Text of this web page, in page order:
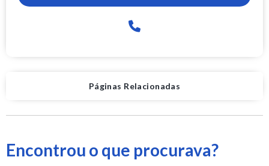
Páginas Relacionadas
Encontrou o que procurava?